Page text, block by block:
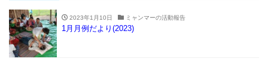
2023年1月10日 ミャンマーの活動報告
1月月例だより(2023)